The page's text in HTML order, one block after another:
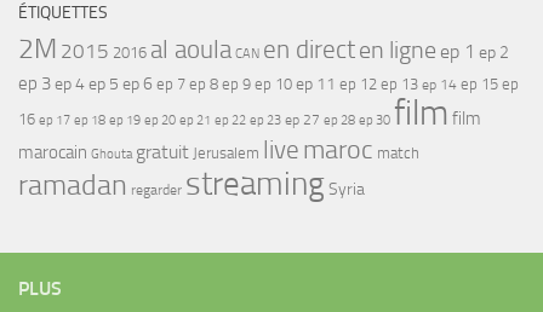
ÉTIQUETTES
2M 2015 2016 al aoula CAN en directen ligne ep 1 ep 2
ep 3ep 4ep 5 ep 6 ep 7 ep 8 ep 9 ep 10 ep 11 ep 12 ep 13 ep 14 ep 15 ep
16 ep 17 ep 18 ep 19 ep 20 ep 21 ep 22 ep 23 ep 27 ep 28 ep 30 film film
marocain Ghouta gratuit Jerusalem live maroc match
ramadan regarder streamingSyria
PLUS